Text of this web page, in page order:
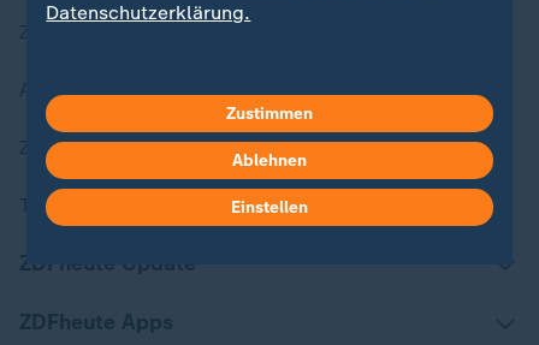
Aktuelle Sendungs-Videos
ZDFheute Stories
Themen im Überblick
ZDFheute Update
Datenschutzerklärung.
Zustimmen
Ablehnen
Einstellen